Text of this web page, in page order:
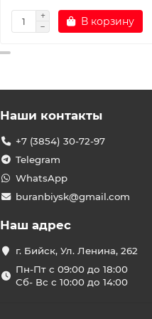
В корзину
Наши контакты
+7 (3854) 30-72-97
Telegram
WhatsApp
buranbiysk@gmail.com
Наш адрес
г. Бийск, Ул. Ленина, 262
Пн-Пт с 09:00 до 18:00
Сб- Вс с 10:00 до 14:00